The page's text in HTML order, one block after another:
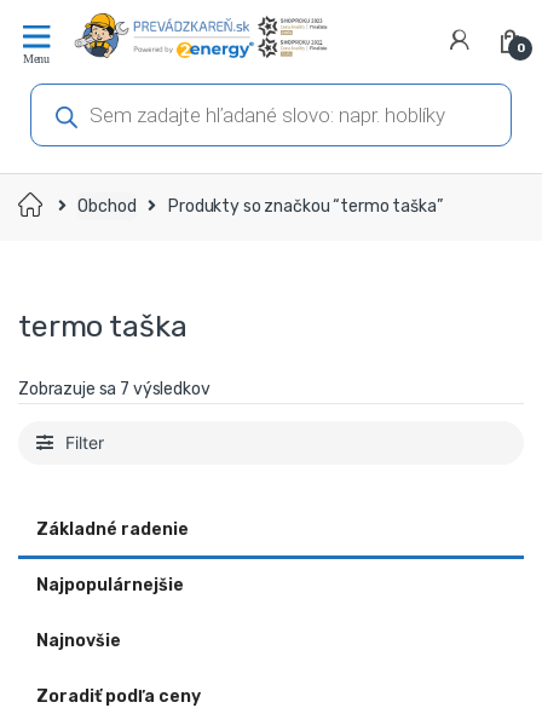
navigáciu
obsah
0
Products
search
Domov Obchod Produkty so značkou “termo taška”
termo taška
Zobrazuje sa 7 výsledkov
Filter
Základné radenie
Najpopulárnejšie
Najnovšie
Zoradiť podľa ceny